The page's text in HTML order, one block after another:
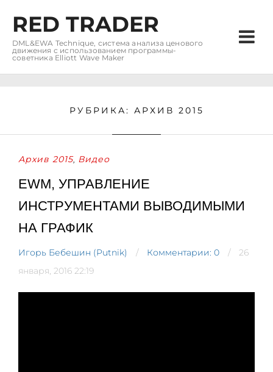
RED TRADER
DML&EWA Technique, система анализа ценового
движения с использованием программы-
советника Elliott Wave Maker
РУБРИКА: АРХИВ 2015
Архив 2015, Видео
EWM, УПРАВЛЕНИЕ
ИНСТРУМЕНТАМИ ВЫВОДИМЫМИ
НА ГРАФИК
Игорь Бебешин (Putnik) Комментарии: 0
26
января, 2016 22:19